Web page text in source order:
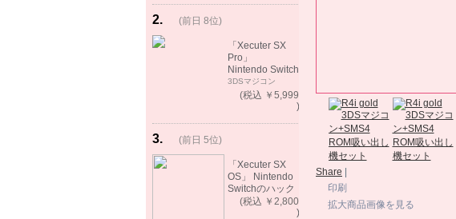
2. (前日 8位)
「Xecuter SX
Pro」
Nintendo Switch
バックアップゲ
ーム起動可能
3DSマジコン
(税込 ￥5,999
)
3.
rank
up!
(前日 5位)
「Xecuter SX
OS」 Nintendo
Switchのハック
ツール バック
(税込 ￥2,800
)
Share
印刷
拡大商品画像を見る